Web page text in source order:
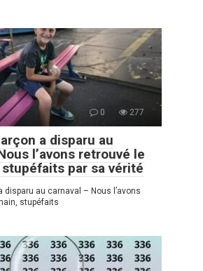
0 277
a disparu au
l’avons retrouvé le
par sa vérité
disparu au carnaval – Nous l’avons
stupéfaits